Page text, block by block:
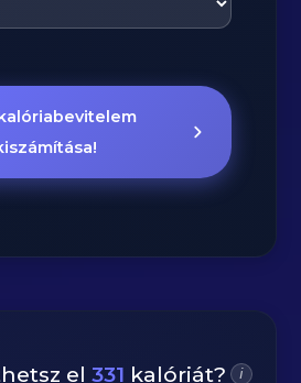
el 331 kalóriát? i